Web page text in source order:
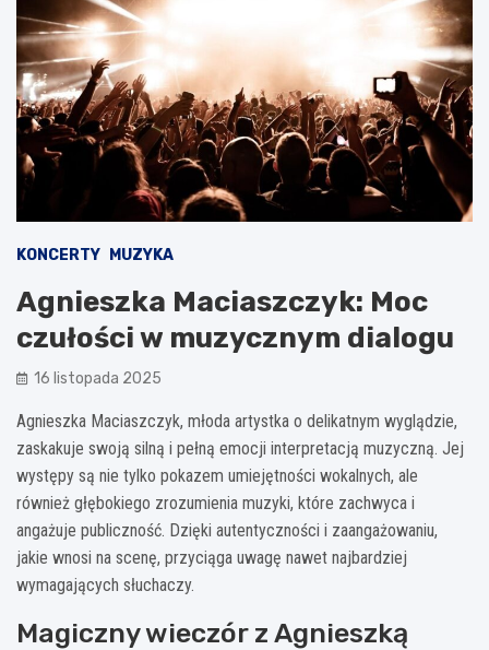
KONCERTY MUZYKA
Agnieszka Maciaszczyk: Moc
czułości w muzycznym dialogu
16 listopada 2025
Agnieszka Maciaszczyk, młoda artystka o delikatnym wyglądzie,
zaskakuje swoją silną i pełną emocji interpretacją muzyczną. Jej
występy są nie tylko pokazem umiejętności wokalnych, ale
również głębokiego zrozumienia muzyki, które zachwyca i
angażuje publiczność. Dzięki autentyczności i zaangażowaniu,
jakie wnosi na scenę, przyciąga uwagę nawet najbardziej
wymagających słuchaczy.
Magiczny wieczór z Agnieszką